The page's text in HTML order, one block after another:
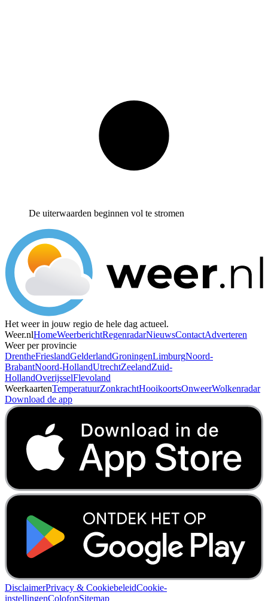
De uiterwaarden beginnen vol te stromen
Het weer in jouw regio de hele dag actueel.
Weer.nlHomeWeerberichtRegenradarNieuwsContactAdverteren
Weer per provincie
DrentheFrieslandGelderlandGroningenLimburgNoord-
BrabantNoord-HollandUtrechtZeelandZuid-
HollandOverijsselFlevoland
WeerkaartenTemperatuurZonkrachtHooikoortsOnweerWolkenradar
Download de app
DisclaimerPrivacy & CookiebeleidCookie-
instellingenColofonSitemap